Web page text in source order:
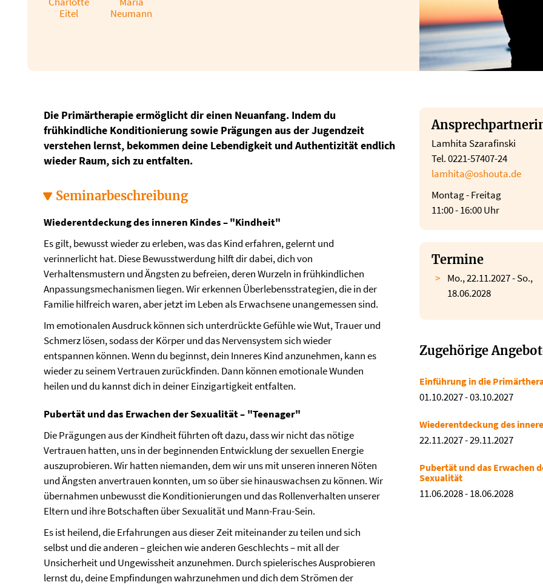
Eitel
Neumann
Die Primärtherapie ermöglicht dir einen Neuanfang. Indem du
frühkindliche Konditionierung sowie Prägungen aus der Jugendzeit
verstehen lernst, bekommen deine Lebendigkeit und Authentizität endlich
wieder Raum, sich zu entfalten.
Seminarbeschreibung
Wiederentdeckung des inneren Kindes – "Kindheit"
Es gilt, bewusst wieder zu erleben, was das Kind erfahren, gelernt und
verinnerlicht hat. Diese Bewusstwerdung hilft dir dabei, dich von
Verhaltensmustern und Ängsten zu befreien, deren Wurzeln in frühkindlichen
Anpassungsmechanismen liegen. Wir erkennen Überlebensstrategien, die in der
Familie hilfreich waren, aber jetzt im Leben als Erwachsene unangemessen sind.
Im emotionalen Ausdruck können sich unterdrückte Gefühle wie Wut, Trauer und
Schmerz lösen, sodass der Körper und das Nervensystem sich wieder
entspannen können. Wenn du beginnst, dein Inneres Kind anzunehmen, kann es
wieder zu seinem Vertrauen zurückfinden. Dann können emotionale Wunden
heilen und du kannst dich in deiner Einzigartigkeit entfalten.
Pubertät und das Erwachen der Sexualität – "Teenager"
Die Prägungen aus der Kindheit führten oft dazu, dass wir nicht das nötige
Vertrauen hatten, uns in der beginnenden Entwicklung der sexuellen Energie
auszuprobieren. Wir hatten niemanden, dem wir uns mit unseren inneren Nöten
und Ängsten anvertrauen konnten, um so über sie hinauswachsen zu können. Wir
übernahmen unbewusst die Konditionierungen und das Rollenverhalten unserer
Eltern und ihre Botschaften über Sexualität und Mann-Frau-Sein.
Es ist heilend, die Erfahrungen aus dieser Zeit miteinander zu teilen und sich
selbst und die anderen – gleichen wie anderen Geschlechts – mit all der
Unsicherheit und Ungewissheit anzunehmen. Durch spielerisches Ausprobieren
lernst du, deine Empfindungen wahrzunehmen und dich dem Strömen der
Lamhita Szarafinski
Tel. 0221-57407-24
lamhita@oshouta.de
Montag - Freitag
11:00 - 16:00 Uhr
Termine
Mo., 22.11.2027 - So.,
18.06.2028
Zugehörige
Einführung in die
01.10.2027-03.10.2027
Wiederentdeckung des
22.11.2027-29.11.2027
Pubertät und das Erwachen
Sexualität
11.06.2028-18.06.2028